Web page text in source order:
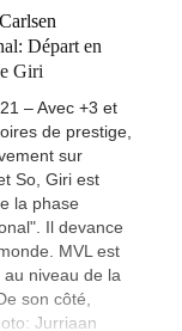
Départ en
Giri
– Avec +3 et
de prestige,
sur
So, Giri est
la phase
Il devance
MVL est
niveau de la
son côté,
Jurriaan